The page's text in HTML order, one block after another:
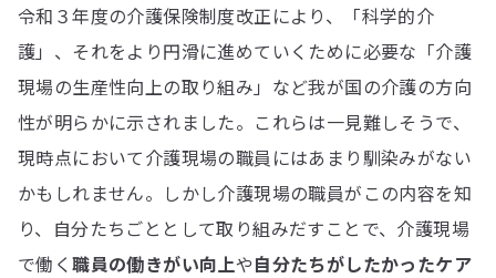
令和３年度の介護保険制度改正により、「科学的介
護」、それをより円滑に進めていくために必要な「介護
現場の生産性向上の取り組み」など我が国の介護の方向
性が明らかに示されました。これらは一見難しそうで、
現時点において介護現場の職員にはあまり馴染みがない
かもしれません。しかし介護現場の職員がこの内容を知
り、自分たちごととして取り組みだすことで、介護現場
で働く職員の働きがい向上や自分たちがしたかったケア